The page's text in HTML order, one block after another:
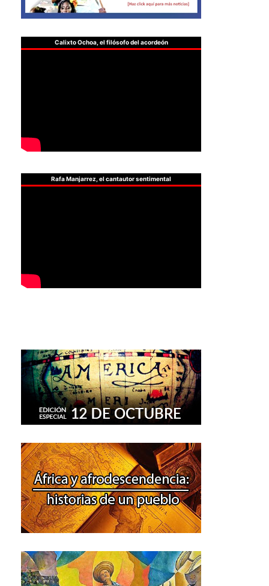
Calixto Ochoa, el filósofo del acordeón
Rafa Manjarrez, el cantautor sentimental